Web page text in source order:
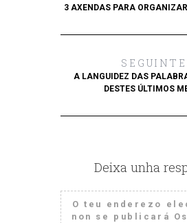
3 AXENDAS PARA
SEGUINTE
A LANGUIDEZ DAS
DESTES ÚLTIMOS
Deixa unha
O teu enderezo
non se publicará